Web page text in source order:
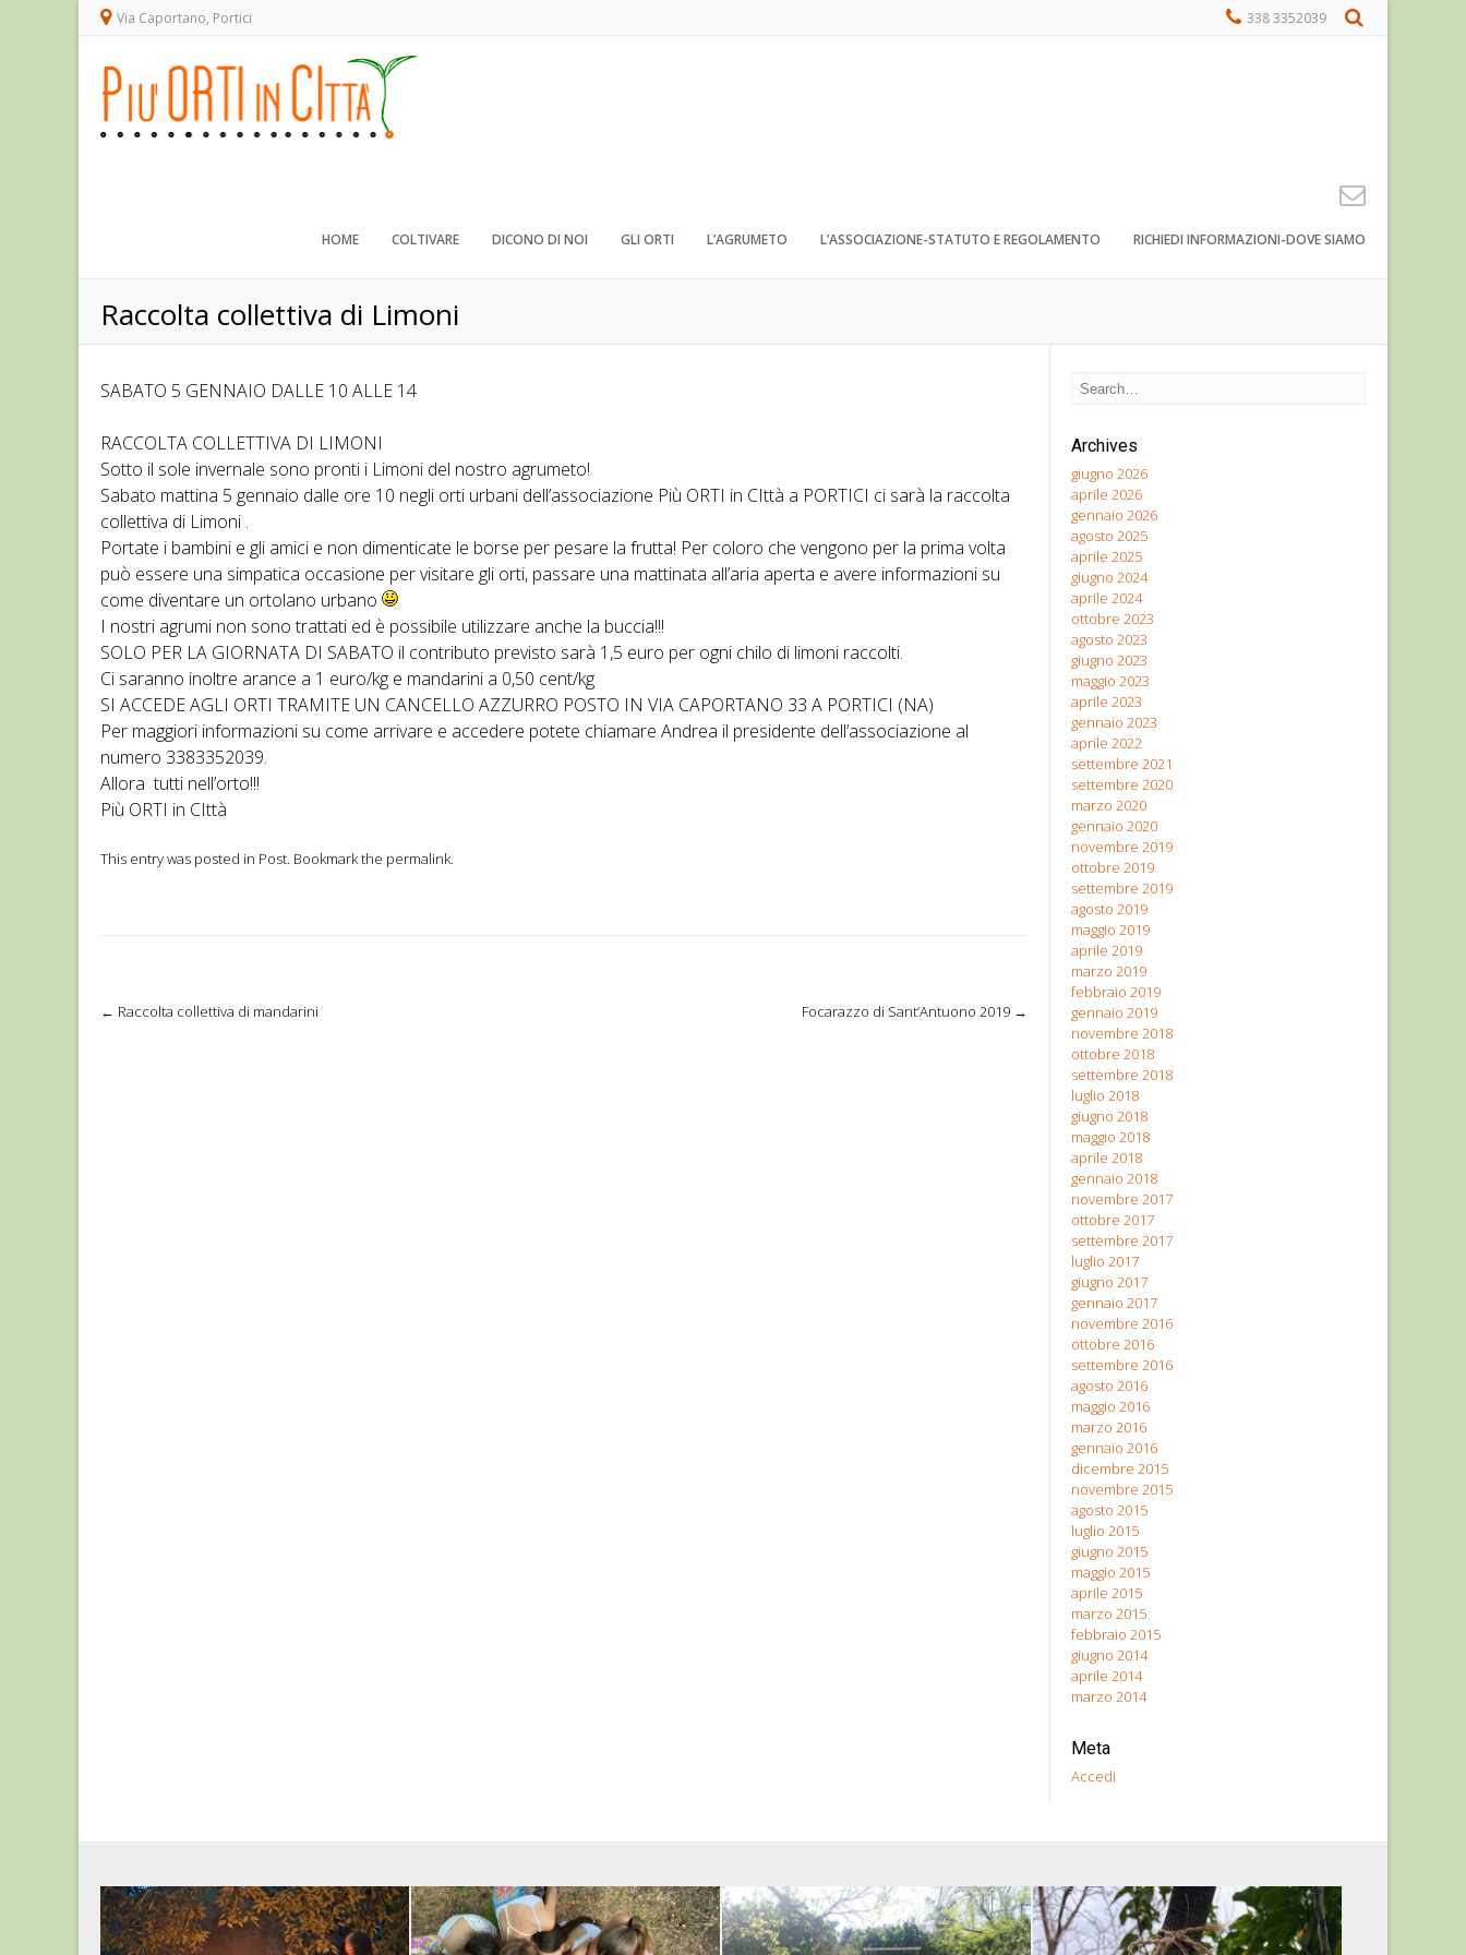
Via Caportano, Portici 338 3352039
HOME COLTIVARE DICONO DI NOI GLI ORTI L’AGRUMETO L’ASSOCIAZIONE-STATUTO E REGOLAMENTO RICHIEDI INFORMAZIONI-DOVE SIAMO
Raccolta collettiva di Limoni
SABATO 5 GENNAIO DALLE 10 ALLE 14
RACCOLTA COLLETTIVA DI LIMONI
Sotto il sole invernale sono pronti i Limoni del nostro agrumeto!
Sabato mattina 5 gennaio dalle ore 10 negli orti urbani dell’associazione Più ORTI in CIttà a PORTICI ci sarà la raccolta
collettiva di Limoni .
Portate i bambini e gli amici e non dimenticate le borse per pesare la frutta! Per coloro che vengono per la prima volta
può essere una simpatica occasione per visitare gli orti, passare una mattinata all’aria aperta e avere informazioni su
come diventare un ortolano urbano
I nostri agrumi non sono trattati ed è possibile utilizzare anche la buccia!!!
SOLO PER LA GIORNATA DI SABATO il contributo previsto sarà 1,5 euro per ogni chilo di limoni raccolti.
Ci saranno inoltre arance a 1 euro/kg e mandarini a 0,50 cent/kg
SI ACCEDE AGLI ORTI TRAMITE UN CANCELLO AZZURRO POSTO IN VIA CAPORTANO 33 A PORTICI (NA)
Per maggiori informazioni su come arrivare e accedere potete chiamare Andrea il presidente dell’associazione al
numero 3383352039.
Allora tutti nell’orto!!!
Più ORTI in CIttà
This entry was posted in Post. Bookmark the permalink.
← Raccolta collettiva di mandarini Focarazzo di Sant’Antuono 2019 →
Archives
giugno 2026
aprile 2026
gennaio 2026
agosto 2025
aprile 2025
giugno 2024
aprile 2024
ottobre 2023
agosto 2023
giugno 2023
maggio 2023
aprile 2023
gennaio 2023
aprile 2022
settembre 2021
settembre 2020
marzo 2020
gennaio 2020
novembre 2019
ottobre 2019
settembre 2019
agosto 2019
maggio 2019
aprile 2019
marzo 2019
febbraio 2019
gennaio 2019
novembre 2018
ottobre 2018
settembre 2018
luglio 2018
giugno 2018
maggio 2018
aprile 2018
gennaio 2018
novembre 2017
ottobre 2017
settembre 2017
luglio 2017
giugno 2017
gennaio 2017
novembre 2016
ottobre 2016
settembre 2016
agosto 2016
maggio 2016
marzo 2016
gennaio 2016
dicembre 2015
novembre 2015
agosto 2015
luglio 2015
giugno 2015
maggio 2015
aprile 2015
marzo 2015
febbraio 2015
giugno 2014
aprile 2014
marzo 2014
Meta
Accedi